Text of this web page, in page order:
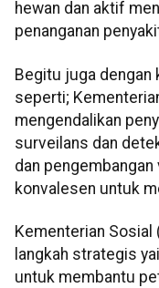
hewan dan aktif
penanganan
Begitu juga dengan
seperti;
mengendalikan
surveilans dan
dan
konvalesen untuk
Kementerian
langkah strategis
untuk membantu